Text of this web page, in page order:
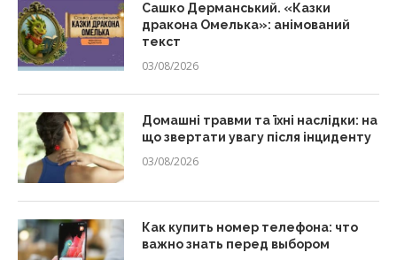
Сашко Дерманський. «Казки
дракона Омелька»: анімований
текст
03/08/2026
Домашні травми та їхні наслідки: на
що звертати увагу після інциденту
03/08/2026
Как купить номер телефона: что
важно знать перед выбором